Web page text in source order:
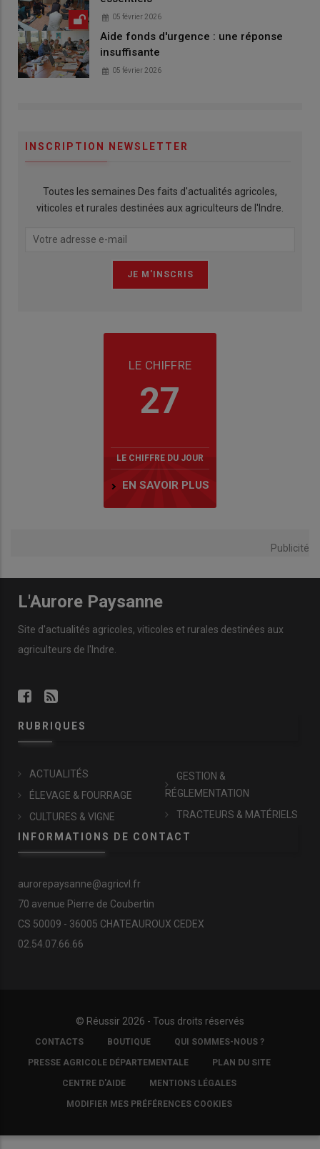
05 février 2026
Aide fonds d'urgence : une réponse
insuffisante
05 février 2026
INSCRIPTION NEWSLETTER
Toutes les semaines Des faits d'actualités agricoles,
viticoles et rurales destinées aux agriculteurs de l'Indre.
LE CHIFFRE
27
LE CHIFFRE DU JOUR
EN SAVOIR PLUS
Publicité
L'Aurore Paysanne
Site d'actualités agricoles, viticoles et rurales destinées aux
agriculteurs de l'Indre.
RUBRIQUES
ACTUALITÉS
ÉLEVAGE & FOURRAGE
CULTURES & VIGNE
GESTION &
RÉGLEMENTATION
TRACTEURS & MATÉRIELS
INFORMATIONS DE CONTACT
aurorepaysanne@agricvl.fr
70 avenue Pierre de Coubertin
CS 50009 - 36005 CHATEAUROUX CEDEX
02.54.07.66.66
© Réussir 2026 - Tous droits réservés
FOOTER
COPYRIGHT
CONTACTS BOUTIQUE QUI SOMMES-NOUS ?
PRESSE AGRICOLE DÉPARTEMENTALE PLAN DU SITE
CENTRE D'AIDE MENTIONS LÉGALES
MODIFIER MES PRÉFÉRENCES COOKIES